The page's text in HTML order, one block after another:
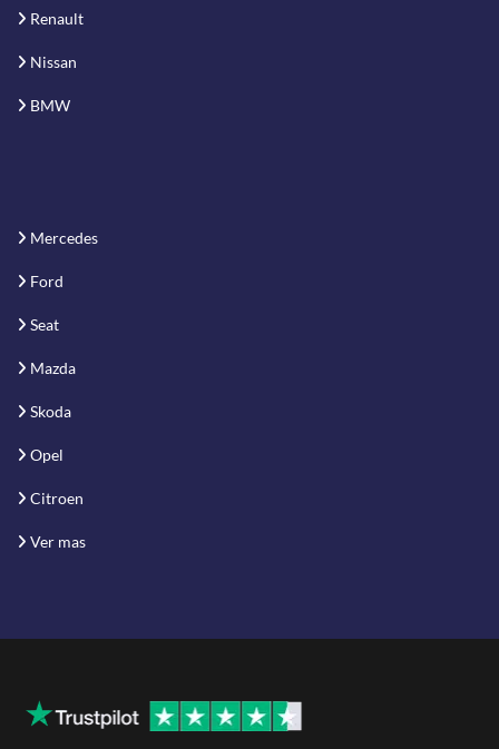
Renault
Nissan
BMW
Mercedes
Ford
Seat
Mazda
Skoda
Opel
Citroen
Ver mas